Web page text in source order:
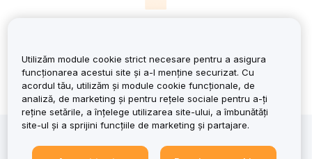
Investiția în criptoactive implică riscuri, inclusiv
volatilitatea ridicată și posibilitatea pierderii întregului
Utilizăm module cookie strict necesare pentru a asigura
funcționarea acestui site și a-l menține securizat. Cu
acordul tău, utilizăm și module cookie funcționale, de
analiză, de marketing și pentru rețele sociale pentru a-ți
reține setările, a înțelege utilizarea site-ului, a îmbunătăți
site-ul și a sprijini funcțiile de marketing și partajare.